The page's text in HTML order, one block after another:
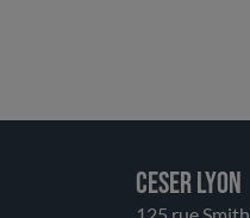
CESER LYON